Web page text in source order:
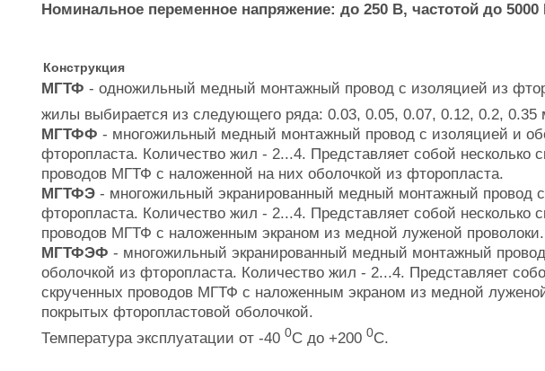
Номинальное переменное напряжение: до 250 В, частотой до 5000
Конструкция
МГТФ - одножильный медный монтажный провод с изоляцией из
жилы выбирается из следующего ряда: 0.03, 0.05, 0.07, 0.12, 0.2, 0.35
МГТФФ - многожильный медный монтажный провод с изоляцией и
фторопласта. Количество жил - 2...4. Представляет собой несколько
проводов МГТФ с наложенной на них оболочкой из фторопласта.
МГТФЭ - многожильный экранированный медный монтажный провод
фторопласта. Количество жил - 2...4. Представляет собой несколько
проводов МГТФ с наложенным экраном из медной луженой проволоки.
МГТФЭФ - многожильный экранированный медный монтажный
оболочкой из фторопласта. Количество жил - 2...4. Представляет
скрученных проводов МГТФ с наложенным экраном из медной
покрытых фторопластовой оболочкой.
Температура эксплуатации от -40 0C до +200 0C.